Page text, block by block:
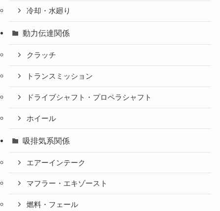
冷却・水廻り
動力伝達関係
クラッチ
トランスミッション
ドライブシャフト・プロペラシャフト
ホイール
吸排気系関係
エアーインテーク
マフラー・エキゾースト
燃料・フェール